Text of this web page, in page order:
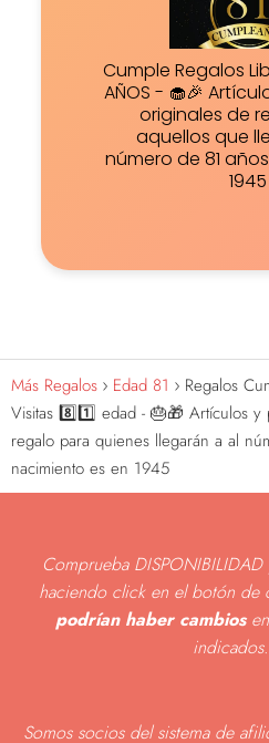
Cumple Regalos
AÑOS - 🧁🎉
originales de
aquellos que
número de 81
1945
Más Regalos Edad 81
Regalos
Visitas 8️⃣1️⃣ edad - 🎂🎁 Artículos y
regalo para quienes llegarán a al
nacimiento es en 1945
Comprueba DISPONIBILIDAD
haciendo click en el botón de
podrían haber cambios
indicados.
Somos socios del sistema de